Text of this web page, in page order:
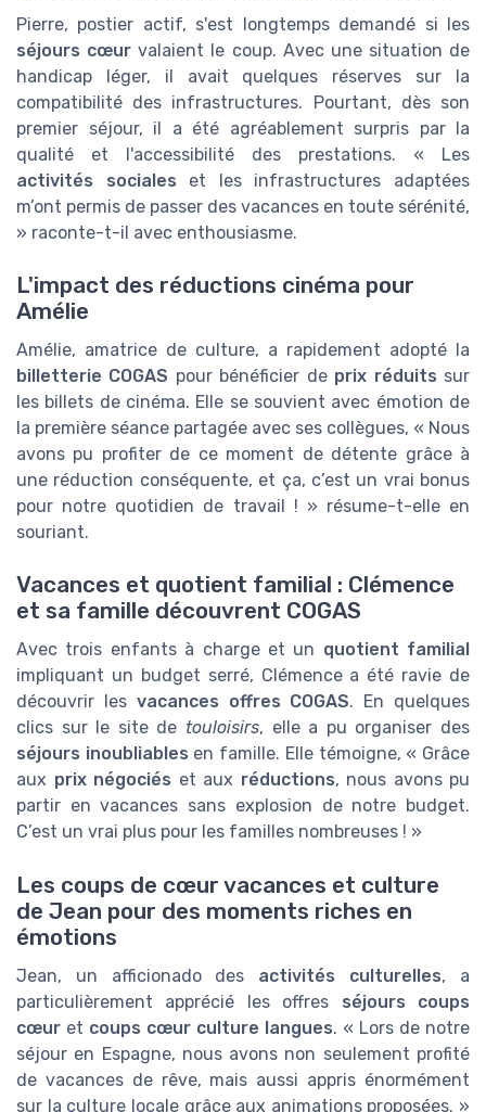
Pierre, postier actif, s'est longtemps demandé si les
séjours cœur valaient le coup. Avec une situation de
handicap léger, il avait quelques réserves sur la
compatibilité des infrastructures. Pourtant, dès son
premier séjour, il a été agréablement surpris par la
qualité et l'accessibilité des prestations. « Les
activités sociales et les infrastructures adaptées
m’ont permis de passer des vacances en toute sérénité,
» raconte-t-il avec enthousiasme.
L'impact des réductions cinéma pour
Amélie
Amélie, amatrice de culture, a rapidement adopté la
billetterie COGAS pour bénéficier de prix réduits sur
les billets de cinéma. Elle se souvient avec émotion de
la première séance partagée avec ses collègues, « Nous
avons pu profiter de ce moment de détente grâce à
une réduction conséquente, et ça, c’est un vrai bonus
pour notre quotidien de travail ! » résume-t-elle en
souriant.
Vacances et quotient familial : Clémence
et sa famille découvrent COGAS
Avec trois enfants à charge et un quotient familial
impliquant un budget serré, Clémence a été ravie de
découvrir les vacances offres COGAS. En quelques
clics sur le site de touloisirs, elle a pu organiser des
séjours inoubliables en famille. Elle témoigne, « Grâce
aux prix négociés et aux réductions, nous avons pu
partir en vacances sans explosion de notre budget.
C’est un vrai plus pour les familles nombreuses ! »
Les coups de cœur vacances et culture
de Jean pour des moments riches en
émotions
Jean, un afficionado des activités culturelles, a
particulièrement apprécié les offres séjours coups
cœur et coups cœur culture langues. « Lors de notre
séjour en Espagne, nous avons non seulement profité
de vacances de rêve, mais aussi appris énormément
sur la culture locale grâce aux animations proposées. »